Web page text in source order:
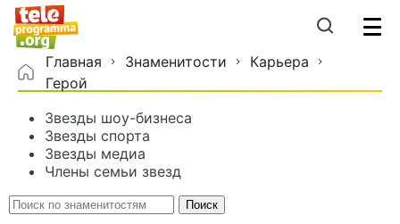
Главная Знаменитости
Карьера
Герой
Звезды шоу-бизнеса
Звезды спорта
Звезды медиа
Члены семьи звезд